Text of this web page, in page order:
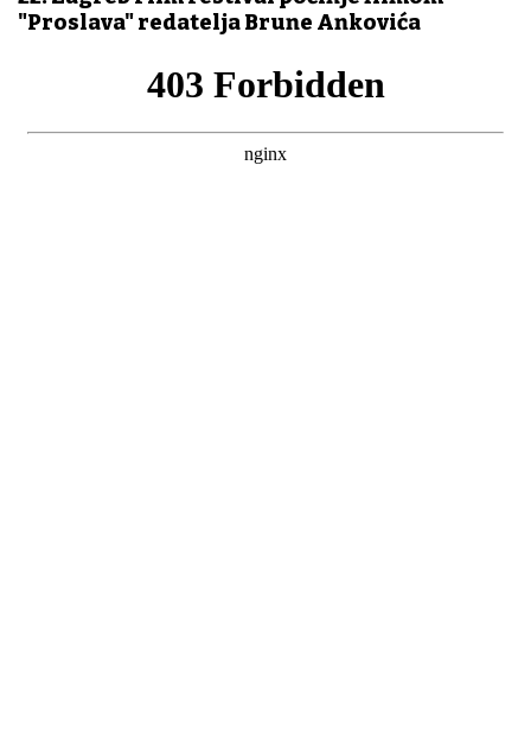
"Proslava" redatelja Brune Ankovića